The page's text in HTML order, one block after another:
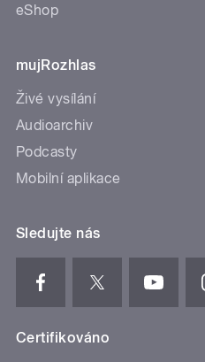
eShop
mujRozhlas
Živé vysílání
Audioarchiv
Podcasty
Mobilní aplikace
Sledujte nás
Certifikováno